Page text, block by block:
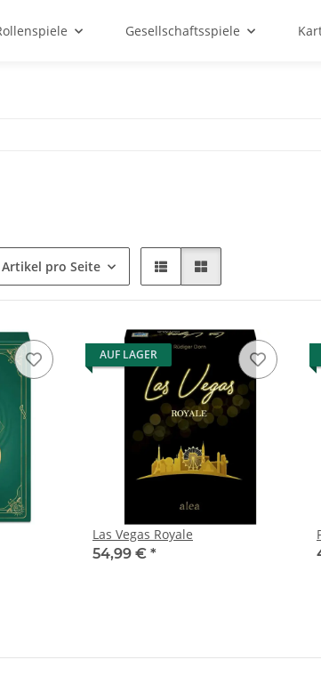
Gesellschaftsspiele
Artikel pro Seite
AUF LAGER
Las Vegas Royale
54,99 € *